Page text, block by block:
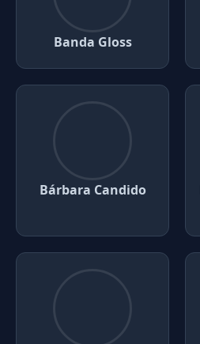
Banda Gloss
Bárbara Candido